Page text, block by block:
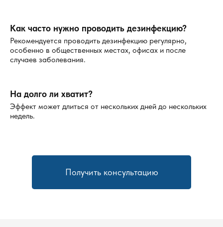
Как часто нужно проводить дезинфекцию?
Рекомендуется проводить дезинфекцию регулярно,
особенно в общественных местах, офисах и после
случаев заболевания.
На долго ли хватит?
Эффект может длиться от нескольких дней до нескольких
недель.
Получить консультацию